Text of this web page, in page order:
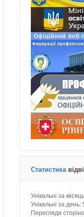
Статистика
Унікальні за
Унікальні за день:
Перегляди